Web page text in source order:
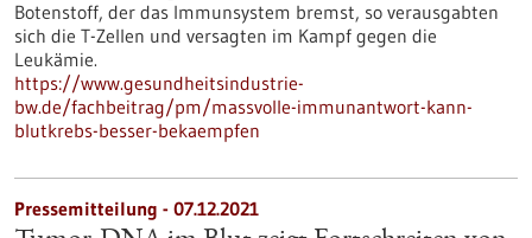
Botenstoff, der das Immunsystem bremst, so verausgabten
sich die T-Zellen und versagten im Kampf gegen die
Leukämie.
https://www.gesundheitsindustrie-
bw.de/fachbeitrag/pm/massvolle-immunantwort-kann-
blutkrebs-besser-bekaempfen
Pressemitteilung - 07.12.2021